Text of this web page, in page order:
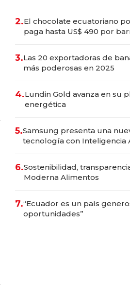
2.El chocolate ecuatoriano
paga hasta US$ 490 por
3.Las 20 exportadoras de
más poderosas en 2025
4.Lundin Gold avanza en su
energética
5.Samsung presenta una
tecnología con Inteligencia
6.Sostenibilidad,
Moderna Alimentos
7.“Ecuador es un país
oportunidades”